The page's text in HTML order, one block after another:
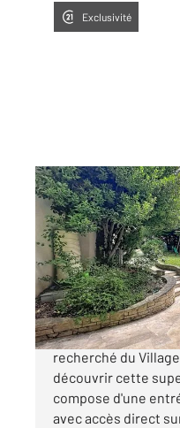
Exclusivité
VILLERS LES
205 m2, 7 pièces
Ref : 6794
Maison à vendre
440
Villers-lès-Nancy,
recherché du
découvrir cette
compose d'une
avec accès direct